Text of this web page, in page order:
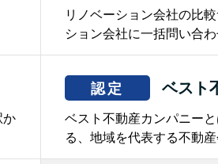
リノベーション会社の比
ション会社に一括問い合
か
認定 ベスト
ベスト不動産カンパニー
る、地域を代表する不動